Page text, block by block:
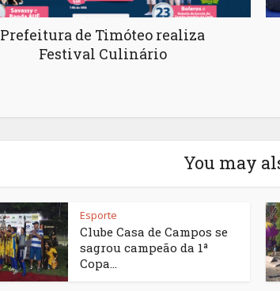
Prefeitura de Timóteo realiza
Festival Culinário
You may
Esporte
Clube Casa de Campos se
sagrou campeão da 1ª
Copa...